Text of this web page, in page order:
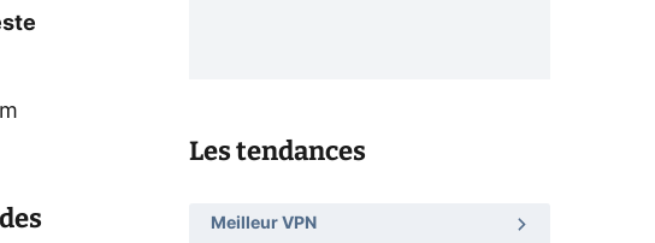
Les tendances
Meilleur VPN